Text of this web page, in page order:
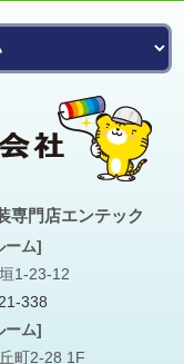
専門店エンテック
ーム]
1-23-12
338
ーム]
町2-28 1F